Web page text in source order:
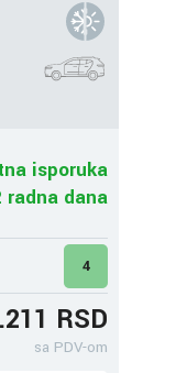
isporuka
radna dana
4
RSD
sa PDV-om